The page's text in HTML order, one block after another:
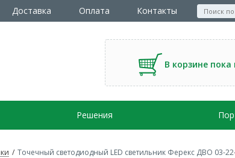
Доставка Оплата Контакты
В корзине
Решения
/ Точечный светодиодный LED светильник Ферекс ДВО 03-